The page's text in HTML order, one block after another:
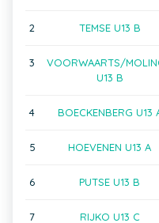
2 TEMSE U13 B
3
VOORWAARTS/
U13 B
4 BOECKENBERG U13
5 HOEVENEN U13 A
6 PUTSE U13 B
7 RIJKO U13 C